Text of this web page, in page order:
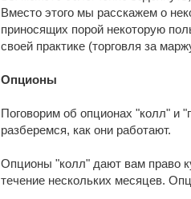
Вместо этого мы расскажем о
приносящих порой некоторую
своей практике (торговля за
Опционы
Поговорим об опционах "колл" и
разберемся, как они работают.
Опционы "колл" дают вам право
течение нескольких месяцев.